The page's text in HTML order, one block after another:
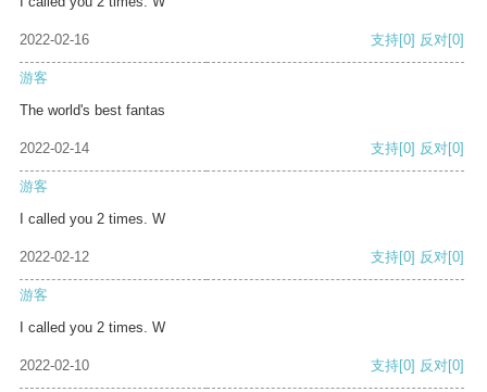
2022-02-16 支持[0] 反对[0]
游客
The world's best fantas
2022-02-14 支持[0] 反对[0]
游客
I called you 2 times. W
2022-02-12 支持[0] 反对[0]
游客
I called you 2 times. W
2022-02-10 支持[0] 反对[0]